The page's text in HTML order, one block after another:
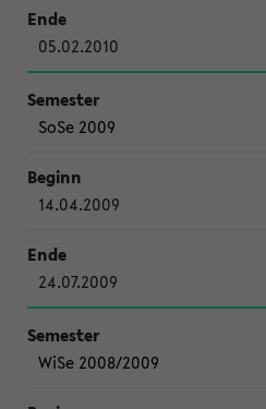
05.02.2010
SoSe 2009
14.04.2009
24.07.2009
WiSe 2008/2009